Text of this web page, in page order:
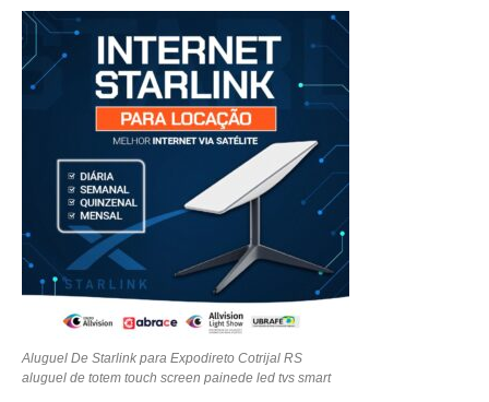
Aluguel De Starlink para Expodireto Cotrijal RS
aluguel de totem touch screen painede led tvs smart